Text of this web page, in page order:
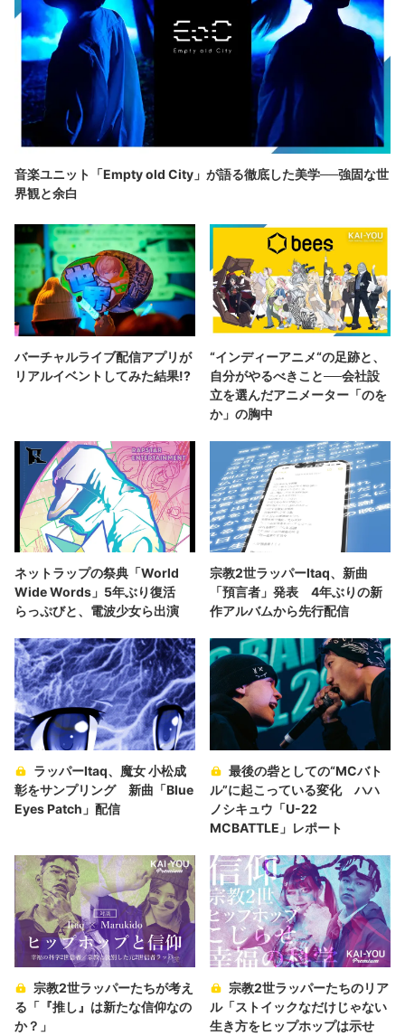
音楽ユニット「Empty old City」が語る徹底した美学──強固な世
界観と余白
バーチャルライブ配信アプリが
リアルイベントしてみた結果!?
“インディーアニメ“の足跡と、
自分がやるべきこと──会社設
立を選んだアニメーター「のを
か」の胸中
ネットラップの祭典「World
Wide Words」5年ぶり復活
らっぷびと、電波少女ら出演
宗教2世ラッパーItaq、新曲
「預言者」発表 4年ぶりの新
作アルバムから先行配信
ラッパーItaq、魔女 小松成
彰をサンプリング 新曲「Blue
Eyes Patch」配信
最後の砦としての“MCバト
ル”に起こっている変化 ハハ
ノシキュウ「U-22
MCBATTLE」レポート
宗教2世ラッパーたちが考え
る「『推し』は新たな信仰なの
か？」
宗教2世ラッパーたちのリア
ル「ストイックなだけじゃない
生き方をヒップホップは示せ